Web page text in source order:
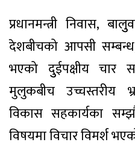
प्रधानमन्त्री निवास,
देशबीचको आपसी
भएको दुुईपक्षीय चार
मुलुकबीच उच्चस्तरीय
विकास सहकार्यका
विषयमा विचार विमर्श